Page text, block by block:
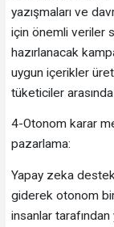
yazışmaları ve
için önemli veriler
hazırlanacak
uygun içerikler
tüketiciler
4-Otonom karar
pazarlama:
Yapay zeka
giderek otonom
insanlar